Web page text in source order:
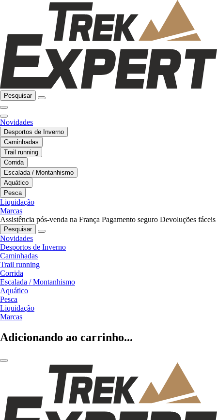
Pesquisar
Novidades
Desportos de Inverno
Caminhadas
Trail running
Corrida
Escalada / Montanhismo
Aquático
Pesca
Liquidação
Marcas
Assistência pós-venda na França Pagamento seguro Devoluções fáceis
Pesquisar
Novidades
Desportos de Inverno
Caminhadas
Trail running
Corrida
Escalada / Montanhismo
Aquático
Pesca
Liquidação
Marcas
Adicionando ao carrinho...